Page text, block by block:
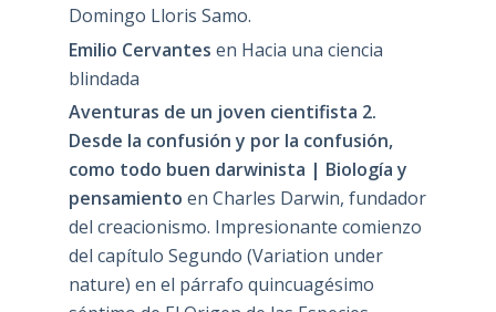
Domingo Lloris Samo.
Emilio Cervantes en Hacia una ciencia
blindada
Aventuras de un joven cientifista 2.
Desde la confusión y por la confusión,
como todo buen darwinista | Biología y
pensamiento en Charles Darwin, fundador
del creacionismo. Impresionante comienzo
del capítulo Segundo (Variation under
nature) en el párrafo quincuagésimo